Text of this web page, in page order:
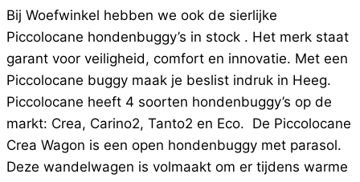
Bij Woefwinkel hebben we ook de sierlijke
Piccolocane hondenbuggy’s in stock . Het merk staat
garant voor veiligheid, comfort en innovatie. Met een
Piccolocane buggy maak je beslist indruk in Heeg.
Piccolocane heeft 4 soorten hondenbuggy’s op de
markt: Crea, Carino2, Tanto2 en Eco. De Piccolocane
Crea Wagon is een open hondenbuggy met parasol.
Deze wandelwagen is volmaakt om er tijdens warme